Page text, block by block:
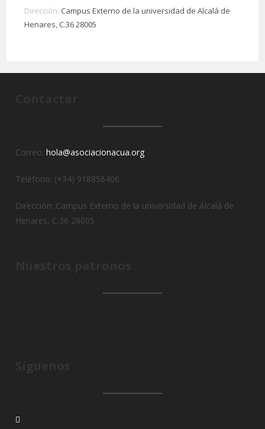
Dirección: Campus Externo de la universidad de Alcalá de
Henares, C.36 28005
Correo:hola@asociacionacua.org
Teléfono: (+34) 918856406
Dirección: Campus Externo de la universidad de Alcalá de
Henares, C.36 28005